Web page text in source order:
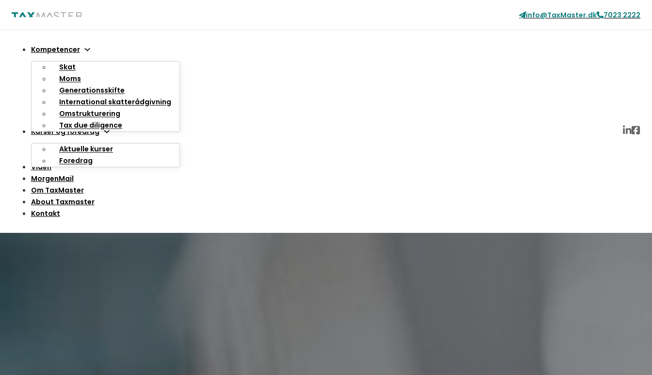
info@TaxMaster.dk 7023 2222
Kompetencer
Skat
Moms
Generationsskifte
International skatterådgivning
Omstrukturering
Tax due diligence
Kurser og foredrag
Aktuelle kurser
Foredrag
Viden
MorgenMail
Om TaxMaster
About Taxmaster
Kontakt